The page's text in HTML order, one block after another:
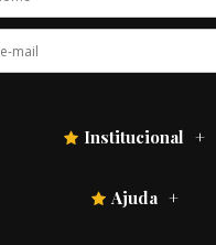
Institucional
Ajuda